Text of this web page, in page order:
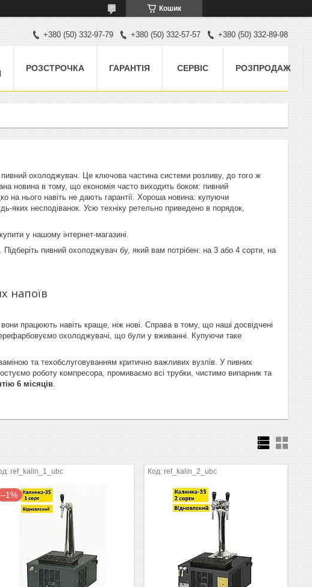
Кошик
+380 (50) 332-97-79 +380 (50) 332-57-57 +380 (50) 332-89-98
РОЗСТРОЧКА ГАРАНТІЯ СЕРВІС РОЗПРОДАЖ
охолоджувач. Це ключова частина системи розливу, до того ж
новина в тому, що економія часто виходить боком: пивний
на нього навіть не дають гарантії. Хороша новина: купуючи
яких несподіванок. Усю техніку ретельно приведено в порядок,
у нашому інтернет-магазині.
пивний охолоджувач бу, який вам потрібен: на 3 або 4 сорти, на
напоїв
працюють навіть краще, ніж нові. Справа в тому, що наші досвідчені
охолоджувачі, що були у вживанні. Купуючи таке
та техобслуговуванням критично важливих вузлів. У пивних
роботу компресора, промиваємо всі трубки, чистимо випарник та
6 місяців
ref_kalin_1_ubc
–1%
ref_kalin_2_ubc